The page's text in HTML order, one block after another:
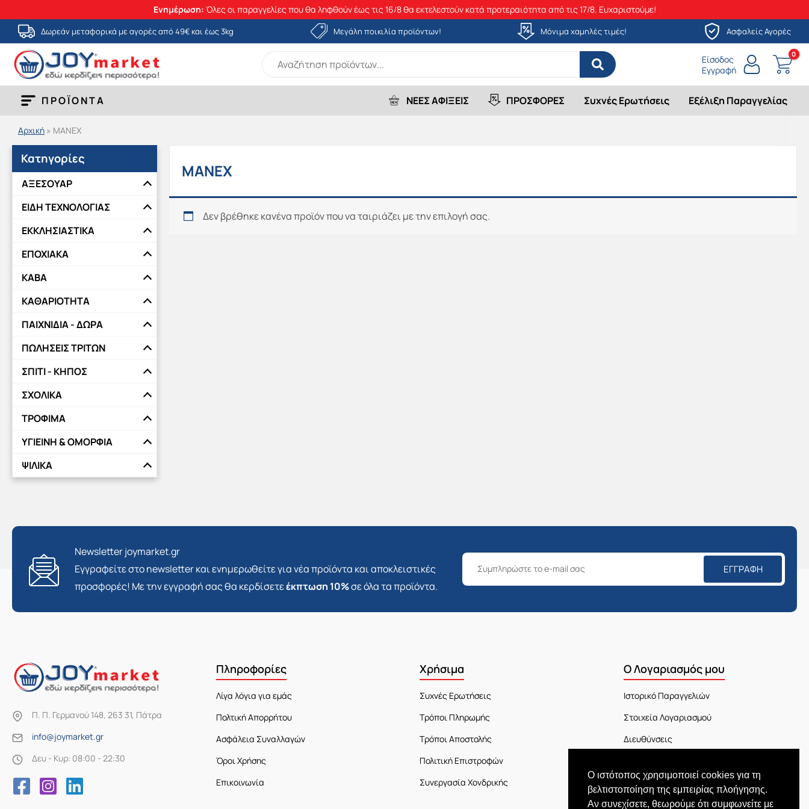
Ο ιστότοπος χρησιμοποιεί cookies για τη
βελτιστοποίηση της εμπειρίας πλοήγησης.
Αν συνεχίσετε, θεωρούμε ότι συμφωνείτε με
Ενημέρωση: Όλες οι παραγγελίες που θα ληφθούν έως τις 16/8 θα εκτελεστούν κατά προτεραιότητα από τις 17/8. Ευχαριστούμε!
Μετάβαση
στο
περιεχόμενο
Δωρεάν μεταφορικά με αγορές από 49€ και έως 3kg Μεγάλη ποικιλία προϊόντων! Μόνιμα χαμηλές τιμές! Ασφαλείς Αγορές
Είσοδος
Εγγραφή
ΠΡΟΪΟΝΤΑ ΝΕΕΣ ΑΦΙΞΕΙΣ ΠΡΟΣΦΟΡΕΣ Συχνές Ερωτήσεις Εξέλιξη Παραγγελίας
Αρχική » MANEX
Κατηγορίες
ΑΞΕΣΟΥΑΡ
ΕΙΔΗ ΤΕΧΝΟΛΟΓΙΑΣ
ΕΚΚΛΗΣΙΑΣΤΙΚΑ
ΕΠΟΧΙΑΚΑ
ΚΑΒΑ
ΚΑΘΑΡΙΟΤΗΤΑ
ΠΑΙΧΝΙΔΙΑ - ΔΩΡΑ
ΠΩΛΗΣΕΙΣ ΤΡΙΤΩΝ
ΣΠΙΤΙ - ΚΗΠΟΣ
ΣΧΟΛΙΚΑ
ΤΡΟΦΙΜΑ
ΥΓΙΕΙΝΗ & ΟΜΟΡΦΙΑ
ΨΙΛΙΚΑ
MANEX
Δεν βρέθηκε κανένα προϊόν που να ταιριάζει με την επιλογή σας.
Newsletter joymarket.gr
Εγγραφείτε στο newsletter και ενημερωθείτε για νέα προϊόντα και αποκλειστικές
προσφορές! Με την εγγραφή σας θα κερδίσετεέκπτωση 10%σε όλα τα προϊόντα.
ΕΓΓΡΑΦΉ
Π. Π. Γερμανού 148, 263 31, Πάτρα
info@joymarket.gr
Δευ - Κυρ: 08:00 - 22:30
Πληροφορίες
Λίγα λόγια για εμάς
Πολτική Απορρήτου
Ασφάλεια Συναλλαγών
Όροι Χρήσης
Επικοινωνία
Χρήσιμα
Συχνές Ερωτήσεις
Τρόποι Πληρωμής
Τρόποι Αποστολής
Πολιτική Επιστροφών
Συνεργασία Χονδρικής
Ο Λογαριασμός μου
Ιστορικό Παραγγελιών
Στοιχεία Λογαριασμού
Διευθύνσεις
Εξέλιξη Παραγγελίας